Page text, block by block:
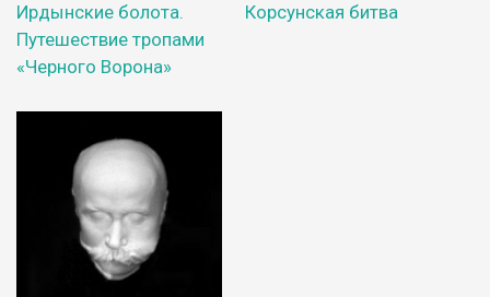
Ирдынские болота.
Путешествие тропами
«Черного Ворона»
Корсунская битва